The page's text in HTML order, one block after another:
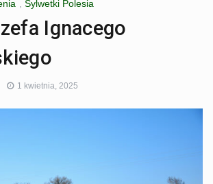
, Sylwetki Polesia
Ignacego
1 kwietnia, 2025